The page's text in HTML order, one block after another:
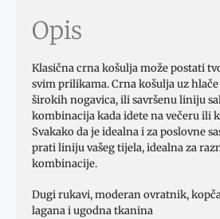
Opis
Klasična crna košulja može postati
svim prilikama. Crna košulja uz
širokih nogavica, ili savršenu liniju
kombinacija kada idete na večeru ili
Svakako da je idealna i za poslovne
prati liniju vašeg tijela, idealna za
kombinacije.
Dugi rukavi, moderan ovratnik,
lagana i ugodna tkanina